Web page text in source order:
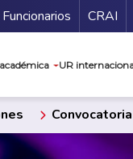
Funcionarios CRAI
UR
Convocatoria